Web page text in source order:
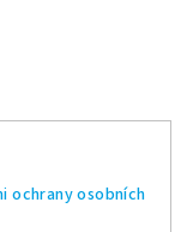
ochrany osobních